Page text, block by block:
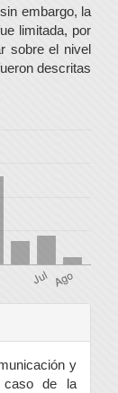
embargo, la
limitada, por
sobre el nivel
descritas
y
caso de la